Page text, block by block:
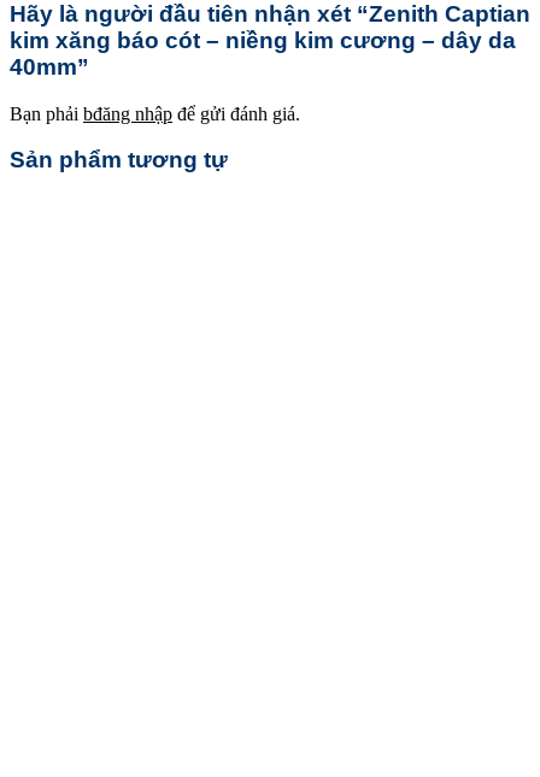
Hãy là người đầu tiên nhận xét “Zenith Captian
kim xăng báo cót – niềng kim cương – dây da
40mm”
Bạn phải bđăng nhập để gửi đánh giá.
Sản phẩm tương tự